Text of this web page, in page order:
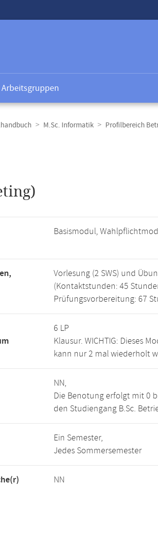
Arbeitsgruppen
M.Sc. Informatik Profilbereich
Basismodul,
Vorlesung (2 SWS) und
(Kontaktstunden: 45
Prüfungsvorbereitung: 67
6 LP
Klausur. WICHTIG: Dieses
kann nur 2 mal wiederholt
NN,
Die Benotung erfolgt mit 0
den Studiengang B.Sc.
Ein Semester,
Jedes Sommersemester
NN